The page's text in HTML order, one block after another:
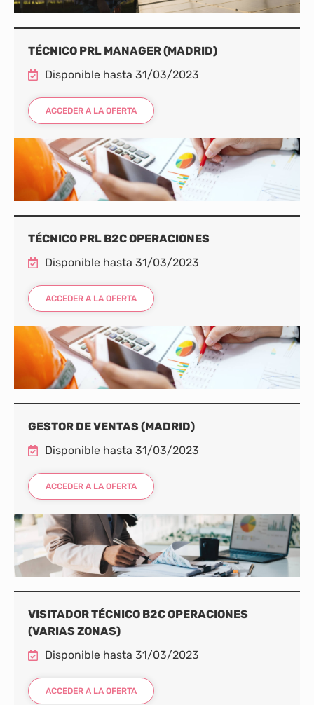
TÉCNICO PRL MANAGER (MADRID)
Disponible hasta 31/03/2023
ACCEDER A LA OFERTA
TÉCNICO PRL B2C OPERACIONES
Disponible hasta 31/03/2023
ACCEDER A LA OFERTA
GESTOR DE VENTAS (MADRID)
Disponible hasta 31/03/2023
ACCEDER A LA OFERTA
VISITADOR TÉCNICO B2C OPERACIONES
(VARIAS ZONAS)
Disponible hasta 31/03/2023
ACCEDER A LA OFERTA